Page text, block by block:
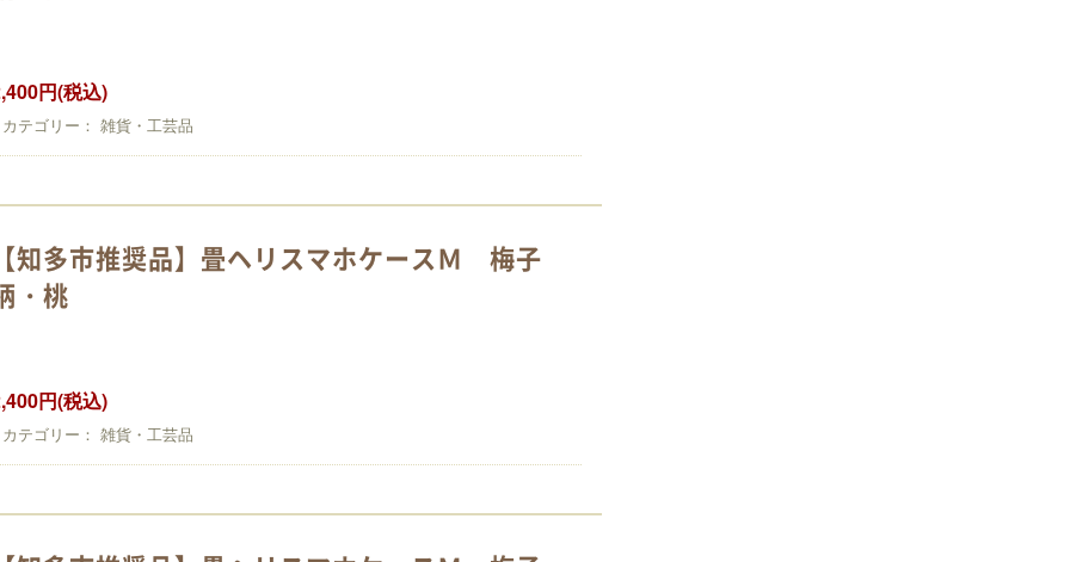
円(税込)
カテゴリー： 雑貨・工芸品
知多市推奨品】畳ヘリスマホケースＭ 梅子
・桃
円(税込)
カテゴリー： 雑貨・工芸品